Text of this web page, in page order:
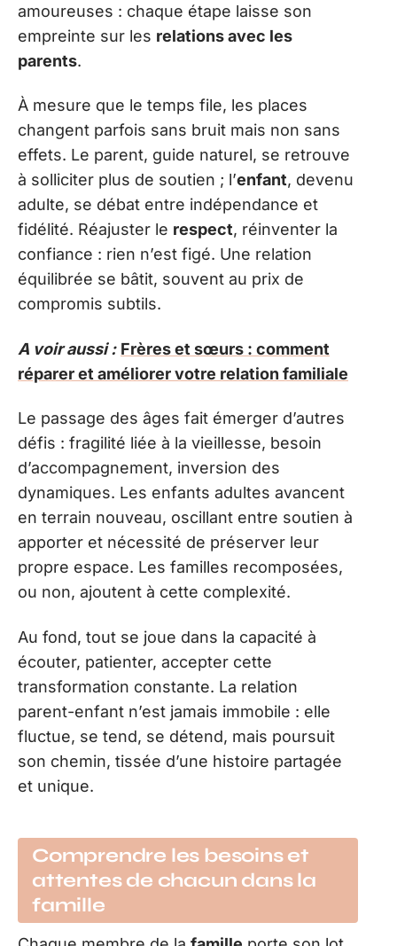
amoureuses : chaque étape laisse son
empreinte sur les relations avec les
parents.
À mesure que le temps file, les places
changent parfois sans bruit mais non sans
effets. Le parent, guide naturel, se retrouve
à solliciter plus de soutien ; l’enfant, devenu
adulte, se débat entre indépendance et
fidélité. Réajuster le respect, réinventer la
confiance : rien n’est figé. Une relation
équilibrée se bâtit, souvent au prix de
compromis subtils.
A voir aussi : Frères et sœurs : comment
réparer et améliorer votre relation familiale
Le passage des âges fait émerger d’autres
défis : fragilité liée à la vieillesse, besoin
d’accompagnement, inversion des
dynamiques. Les enfants adultes avancent
en terrain nouveau, oscillant entre soutien à
apporter et nécessité de préserver leur
propre espace. Les familles recomposées,
ou non, ajoutent à cette complexité.
Au fond, tout se joue dans la capacité à
écouter, patienter, accepter cette
transformation constante. La relation
parent-enfant n’est jamais immobile : elle
fluctue, se tend, se détend, mais poursuit
son chemin, tissée d’une histoire partagée
et unique.
Comprendre les besoins et
attentes de chacun dans la
famille